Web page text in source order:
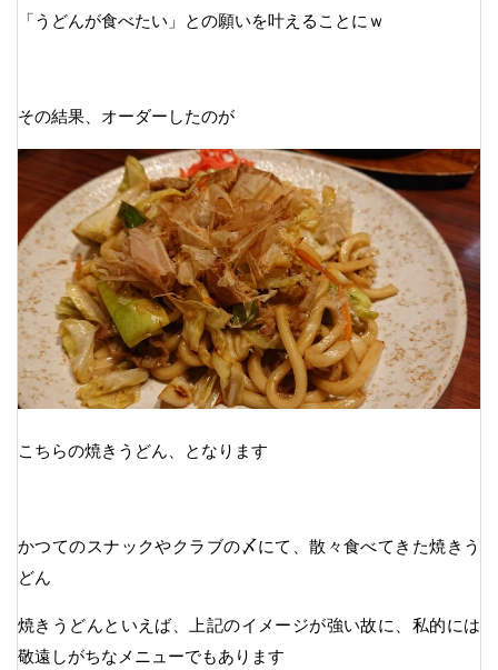
「うどんが食べたい」との願いを叶えることにｗ
その結果、オーダーしたのが
こちらの焼きうどん、となります
かつてのスナックやクラブの〆にて、散々食べてきた焼きう
どん
焼きうどんといえば、上記のイメージが強い故に、私的には
敬遠しがちなメニューでもあります